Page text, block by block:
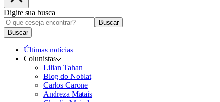
Digite sua busca
Buscar
Buscar
Últimas notícias
Colunistas
Lilian Tahan
Blog do Noblat
Carlos Carone
Andreza Matais